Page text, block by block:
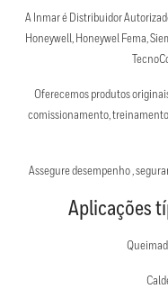
A Inmar é Distribuidor
Honeywell, Honeywel Fema,
Oferecemos produtos
comissionamento, treinamento
Assegure desempenho ,
Aplicações